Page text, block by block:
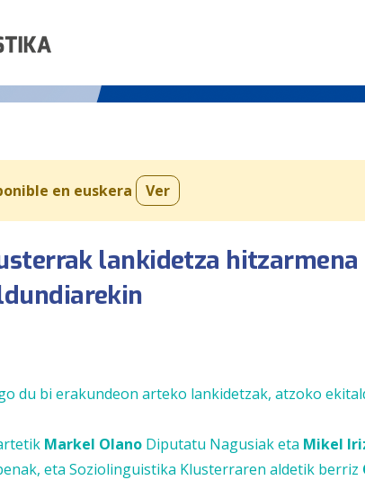
en euskera Ver
lankidetza
du bi erakundeon arteko lankidetzak, atzoko
Markel Olano Diputatu Nagusiak eta Mikel
eta Soziolinguistika Klusterraren aldetik berriz